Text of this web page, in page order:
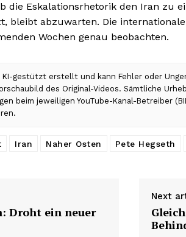
die Eskalationsrhetorik den Iran zu
bleibt abzuwarten. Die
Wochen genau beobachten.
KI-gestützt erstellt und kann Fehler oder
des Original-Videos. Sämtliche
beim jeweiligen YouTube-Kanal-Betreiber
Iran Naher Osten Pete Hegseth
Droht ein neuer
Next